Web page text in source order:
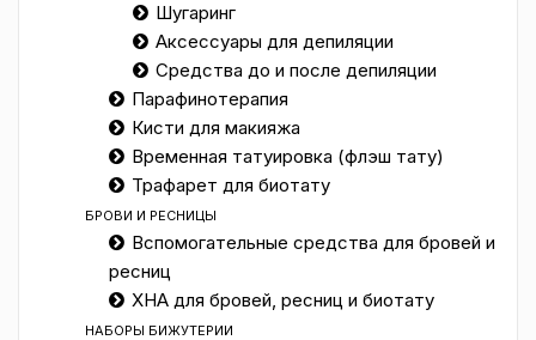
Шугаринг
Аксессуары для депиляции
Средства до и после депиляции
Парафинотерапия
Кисти для макияжа
Временная татуировка (флэш тату)
Трафарет для биотату
БРОВИ И РЕСНИЦЫ
Вспомогательные средства для бровей и
ресниц
ХНА для бровей, ресниц и биотату
НАБОРЫ БИЖУТЕРИИ